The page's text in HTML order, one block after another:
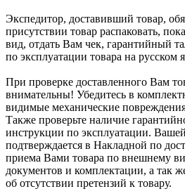
Экспедитор, доставивший товар,
присутствии товар распаковать,
вид, отдать Вам чек, гарантийный
по эксплуатации товара на русском
При проверке доставленного Вам
внимательны! Убедитесь в
видимые механические
Также проверьте наличие
инструкции по эксплуатации.
подтверждается в Накладной по
приема Вами товара по внешнему
документов и комплектации, а так
об отсутствии претензий к товару.